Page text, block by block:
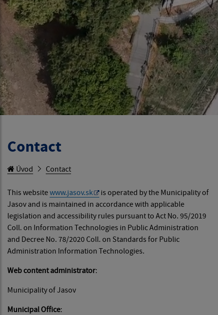
Contact
Úvod Contact
This websitewww.jasov.sk
is operated by the Municipality of
Jasov and is maintained in accordance with applicable
legislation and accessibility rules pursuant to Act No. 95/2019
Coll. on Information Technologies in Public Administration
and Decree No. 78/2020 Coll. on Standards for Public
Administration Information Technologies.
Web content administrator:
Municipality of Jasov
Municipal Office: